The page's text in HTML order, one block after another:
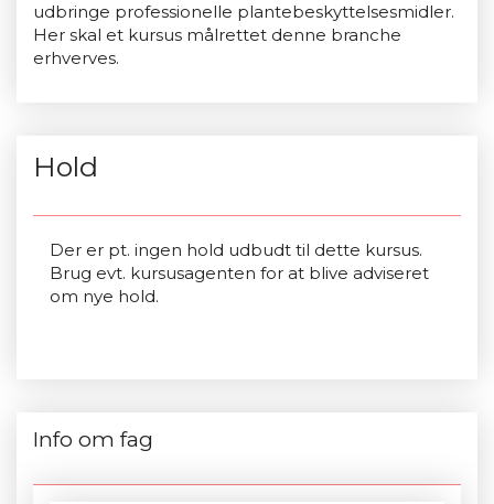
udbringe professionelle plantebeskyttelsesmidler.
Her skal et kursus målrettet denne branche
erhverves.
Hold
Der er pt. ingen hold udbudt til dette kursus.
Brug evt. kursusagenten for at blive adviseret
om nye hold.
Info om fag